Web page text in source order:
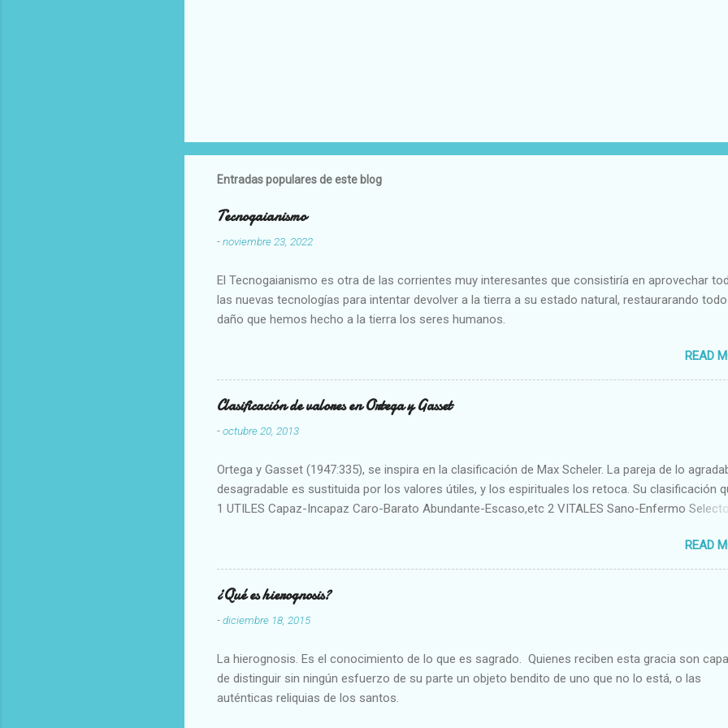
Entradas populares de este blog
Tecnogaianismo
-noviembre 23, 2022
El Tecnogaianismo es otra de las corrientes muy interesantes que consistiría en aprovechar
las nuevas tecnologías para intentar devolver a la tierra a su estado natural, restaurarando
daño que hemos hecho a la tierra los seres humanos.
READ
Clasificación de valores en Ortega y Gasset
-octubre 20, 2013
Ortega y Gasset (1947:335), se inspira en la clasificación de Max Scheler. La pareja de lo
desagradable es sustituida por los valores útiles, y los espirituales los retoca. Su clasificación
1 UTILES Capaz-Incapaz Caro-Barato Abundante-Escaso,etc 2 VITALES Sano-Enfermo
Aproximado Evidente-Probable,etc b) Morales Bueno-malo Bondadoso-malvado Justo-Injusto
Escrupuloso-Relajado Leal-Desleal,etc. d) Estéticos Bello-Feo Gracioso-Tosco Elegante-
Armonioso-Inarmonioso 4 RELIGIOSOS Santo-Pr...
READ
¿Qué es hierognosis?
-diciembre 18, 2015
La hierognosis. Es el conocimiento de lo que es sagrado. Quienes reciben esta gracia son
de distinguir sin ningún esfuerzo de su parte un objeto bendito de uno que no lo está, o las
auténticas reliquias de los santos.